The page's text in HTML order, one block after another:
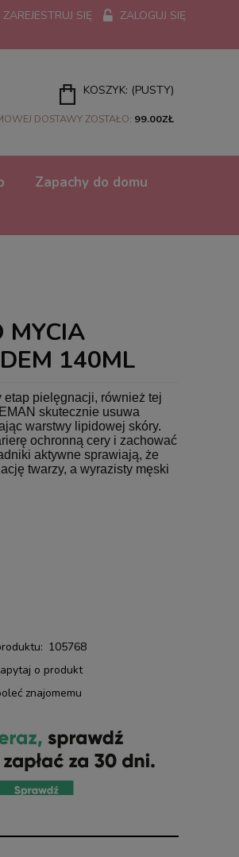
ZAREJESTRUJ SIĘ ZALOGUJ SIĘ
KOSZYK: (PUSTY)
DOSTAWY ZOSTAŁO: 99.00ZŁ
Zapachy do domu
MYCIA
140ML
etap pielęgnacji, również tej
skutecznie usuwa
warstwy lipidowej skóry.
ochronną cery i zachować
aktywne sprawiają, że
twarzy, a wyrazisty męski
105768
o produkt
znajomemu